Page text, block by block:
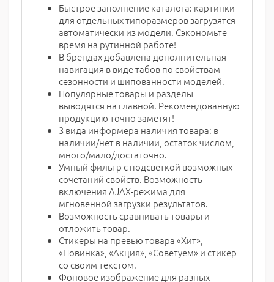
Быстрое заполнение каталога: картинки
для отдельных типоразмеров загрузятся
автоматически из модели. Сэкономьте
время на рутинной работе!
В брендах добавлена дополнительная
навигация в виде табов по свойствам
сезонности и шипованности моделей.
Популярные товары и разделы
выводятся на главной. Рекомендованную
продукцию точно заметят!
3 вида информера наличия товара: в
наличии/нет в наличии, остаток числом,
много/мало/достаточно.
Умный фильтр с подсветкой возможных
сочетаний свойств. Возможность
включения AJAX-режима для
мгновенной загрузки результатов.
Возможность сравнивать товары и
отложить товар.
Стикеры на превью товара «Хит»,
«Новинка», «Акция», «Советуем» и стикер
со своим текстом.
Фоновое изображение для разных